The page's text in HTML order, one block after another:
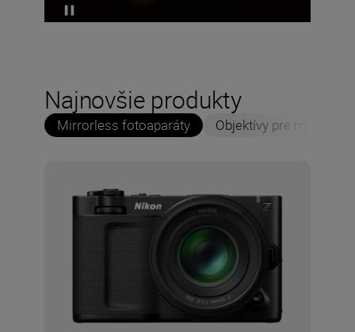
Najnovšie produkty
Mirrorless fotoaparáty Objektívy pre